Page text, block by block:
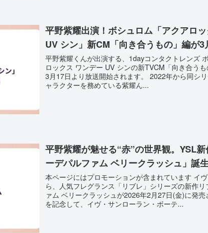
平野紫耀出演！ボシュロム「アクアロ
UV シン」新CM「向き合うもの」編が3
平野紫耀くんが出演する、1dayコンタクトレンズ
ロックス ワンデー UV シンの新TVCM「向き合う
3月17日より放送開始されます。 2022年から同シ
ャラクターを務めている紫耀ん...
平野紫耀が魅せる“赤”の世界観。YSL
ーデパルファム ベリークラッシュ」誕
本ページにはプロモーションが含まれています イ
ら、人気フレグランス「リブレ」シリーズの新作
ァム ベリークラッシュが2026年2月27日(金)に発
を記念して、イヴ・サンローラン・ボーテ...